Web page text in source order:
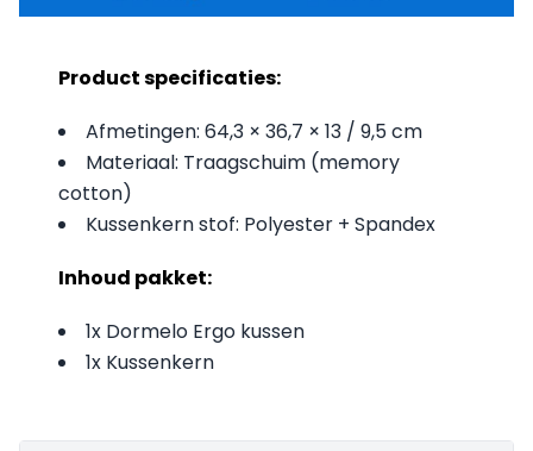
Product specificaties:
Afmetingen: 64,3 × 36,7 × 13 / 9,5 cm
Materiaal: Traagschuim (memory
cotton)
Kussenkern stof: Polyester + Spandex
Inhoud pakket:
1x Dormelo Ergo kussen
1x Kussenkern